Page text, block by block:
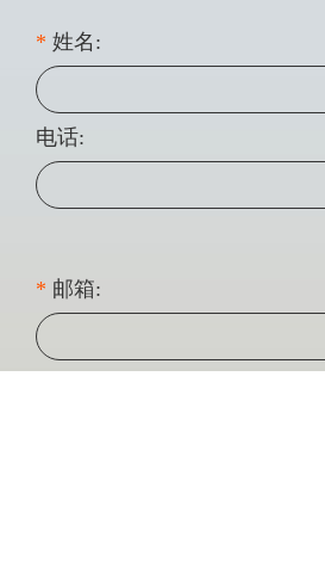
* 姓名:
电话:
* 邮箱: